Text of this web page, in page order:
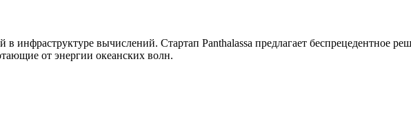
инфраструктуре вычислений. Стартап Panthalassa предлагает беспрецедентное
от энергии океанских волн.